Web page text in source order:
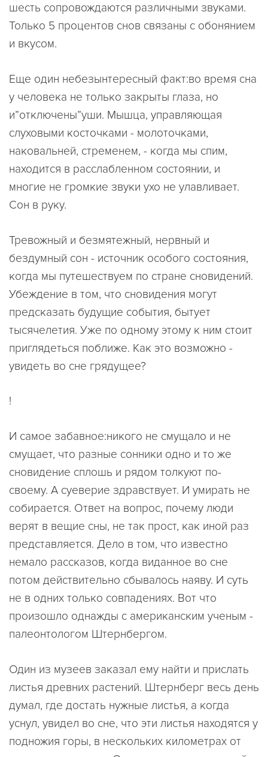
шесть сопровождаются различными звуками.
Только 5 процентов снов связаны с обонянием
и вкусом.
Еще один небезынтересный факт:во время сна
у человека не только закрыты глаза, но
и”отключены”уши. Мышца, управляющая
слуховыми косточками - молоточками,
наковальней, стременем, - когда мы спим,
находится в расслабленном состоянии, и
многие не громкие звуки ухо не улавливает.
Сон в руку.
Тревожный и безмятежный, нервный и
бездумный сон - источник особого состояния,
когда мы путешествуем по стране сновидений.
Убеждение в том, что сновидения могут
предсказать будущие события, бытует
тысячелетия. Уже по одному этому к ним стоит
приглядеться поближе. Как это возможно -
увидеть во сне грядущее?
!
И самое забавное:никого не смущало и не
смущает, что разные сонники одно и то же
сновидение сплошь и рядом толкуют по-
своему. А суеверие здравствует. И умирать не
собирается. Ответ на вопрос, почему люди
верят в вещие сны, не так прост, как иной раз
представляется. Дело в том, что известно
немало рассказов, когда виданное во сне
потом действительно сбывалось наяву. И суть
не в одних только совпадениях. Вот что
произошло однажды с американским ученым -
палеонтологом Штернбергом.
Один из музеев заказал ему найти и прислать
листья древних растений. Штернберг весь день
думал, где достать нужные листья, а когда
уснул, увидел во сне, что эти листья находятся у
подножия горы, в нескольких километрах от